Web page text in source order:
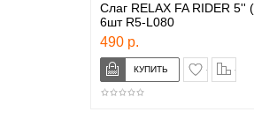
Слаг RELAX FA RIDER 5''
6шт R5-L080
490 р.
в